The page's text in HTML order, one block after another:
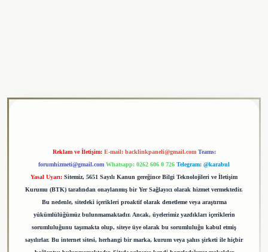
Reklam ve İletişim: E-mail: backlinkpaneli@gmail.com Teams:
forumhizmeti@gmail.com Whatsapp: 0262 606 0 726 Telegram: @karabul
Yasal Uyarı: Sitemiz, 5651 Sayılı Kanun gereğince Bilgi Teknolojileri ve İletişim
Kurumu (BTK) tarafından onaylanmış bir Yer Sağlayıcı olarak hizmet vermektedir.
Bu nedenle, sitedeki içerikleri proaktif olarak denetleme veya araştırma
yükümlülüğümüz bulunmamaktadır. Ancak, üyelerimiz yazdıkları içeriklerin
sorumluluğunu taşımakta olup, siteye üye olarak bu sorumluluğu kabul etmiş
sayılırlar. Bu internet sitesi, herhangi bir marka, kurum veya şahıs şirketi ile hiçbir